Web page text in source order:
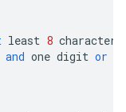
least 8 characters
and one digit or